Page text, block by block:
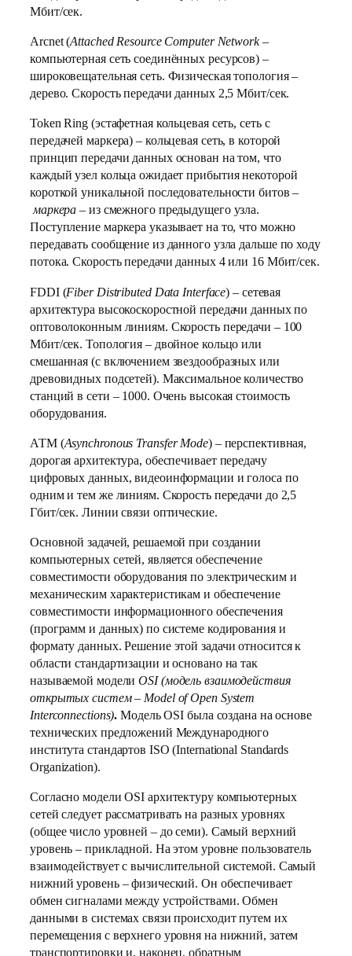
Мбит/сек.
Arcnet (Attached Resource Computer Network–
компьютерная сеть соединённых ресурсов) –
широковещательная сеть. Физическая топология –
дерево. Скорость передачи данных 2,5 Мбит/сек.
Token Ring (эстафетная кольцевая сеть, сеть с
передачей маркера) – кольцевая сеть, в которой
принцип передачи данных основан на том, что
каждый узел кольца ожидает прибытия некоторой
короткой уникальной последовательности битов –
маркера – из смежного предыдущего узла.
Поступление маркера указывает на то, что можно
передавать сообщение из данного узла дальше по ходу
потока. Скорость передачи данных 4 или 16 Мбит/сек.
FDDI (Fiber Distributed Data Interface) – сетевая
архитектура высокоскоростной передачи данных по
оптоволоконным линиям. Скорость передачи – 100
Мбит/сек. Топология – двойное кольцо или
смешанная (с включением звездообразных или
древовидных подсетей). Максимальное количество
станций в сети – 1000. Очень высокая стоимость
оборудования.
АТМ (Asynchronous Transfer Mode) – перспективная,
дорогая архитектура, обеспечивает передачу
цифровых данных, видеоинформации и голоса по
одним и тем же линиям. Скорость передачи до 2,5
Гбит/сек. Линии связи оптические.
Основной задачей, решаемой при создании
компьютерных сетей, является обеспечение
совместимости оборудования по электрическим и
механическим характеристикам и обеспечение
совместимости информационного обеспечения
(программ и данных) по системе кодирования и
формату данных. Решение этой задачи относится к
области стандартизации и основано на так
называемой моделиOSI (модель взаимодействия
открытых систем – Model of Open System
Interconnections). Модель OSI была создана на основе
технических предложений Международного
института стандартов ISO (International Standards
Organization).
Согласно модели OSI архитектуру компьютерных
сетей следует рассматривать на разных уровнях
(общее число уровней – до семи). Самый верхний
уровень – прикладной. На этом уровне пользователь
взаимодействует с вычислительной системой. Самый
нижний уровень – физический. Он обеспечивает
обмен сигналами между устройствами. Обмен
данными в системах связи происходит путем их
перемещения с верхнего уровня на нижний, затем